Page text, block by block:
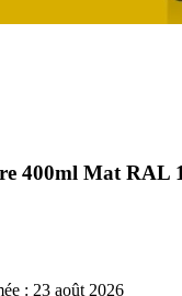
400ml Mat RAL
: 23 août 2026